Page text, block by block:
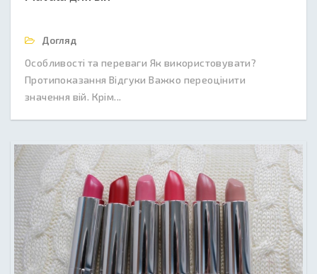
Догляд
Особливості та переваги Як використовувати?
Протипоказання Відгуки Важко переоцінити
значення вій. Крім...